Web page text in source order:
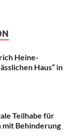
Heine-
Haus“ in
Teilhabe für
mit Behinderung